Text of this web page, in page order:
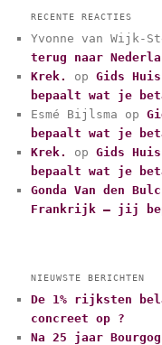
e
g
o
r
i
e
ë
RECENTE REACTIES
Yvonne van Wijk-
terug naar
Krek.
opGids
bepaalt wat je
Esmé Bijlsma op
bepaalt wat je
Krek.
opGids
bepaalt wat je
Gonda Van den
Frankrijk – jij
NIEUWSTE BERICHTEN
De 1% rijksten
concreet op ?
Na 25 jaar